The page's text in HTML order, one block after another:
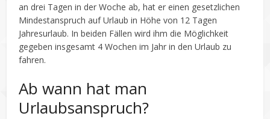
an drei Tagen in der Woche ab, hat er einen gesetzlichen
Mindestanspruch auf Urlaub in Höhe von 12 Tagen
Jahresurlaub. In beiden Fällen wird ihm die Möglichkeit
gegeben insgesamt 4 Wochen im Jahr in den Urlaub zu
fahren.
Ab wann hat man
Urlaubsanspruch?